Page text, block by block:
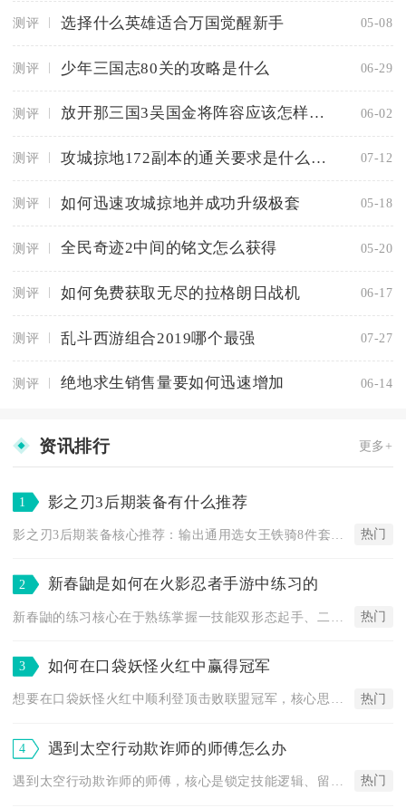
测评 选择什么英雄适合万国觉醒新手 05-08
测评 少年三国志80关的攻略是什么 06-29
测评 放开那三国3吴国金将阵容应该怎样搭配 06-02
测评 攻城掠地172副本的通关要求是什么手游 07-12
测评 如何迅速攻城掠地并成功升级极套 05-18
测评 全民奇迹2中间的铭文怎么获得 05-20
测评 如何免费获取无尽的拉格朗日战机 06-17
测评 乱斗西游组合2019哪个最强 07-27
测评 绝地求生销售量要如何迅速增加 06-14
资讯排行 更多+
1 影之刃3后期装备有什么推荐
热门
2 新春鼬是如何在火影忍者手游中练习的
热门
3 如何在口袋妖怪火红中赢得冠军
想要在口袋妖怪火红中顺利登顶击败联盟冠军，核心思路是搭配一套... 热门
4 遇到太空行动欺诈师的师傅怎么办
遇到太空行动欺诈师的师傅，核心是锁定技能逻辑、留存行为证据、... 热门